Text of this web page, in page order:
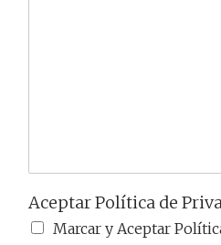
Aceptar Política de
Marcar y Aceptar